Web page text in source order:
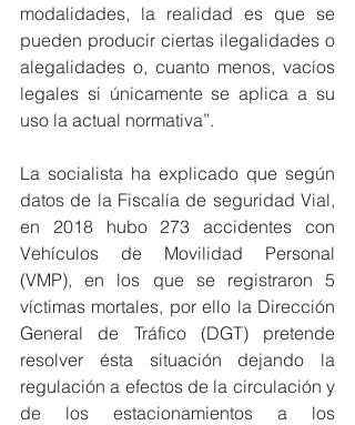
modalidades, la realidad es que se
pueden producir ciertas ilegalidades o
alegalidades o, cuanto menos, vacíos
legales si únicamente se aplica a su
uso la actual normativa”.
La socialista ha explicado que según
datos de la Fiscalía de seguridad Vial,
en 2018 hubo 273 accidentes con
Vehículos de Movilidad Personal
(VMP), en los que se registraron 5
víctimas mortales, por ello la Dirección
General de Tráfico (DGT) pretende
resolver ésta situación dejando la
regulación a efectos de la circulación y
de los estacionamientos a los